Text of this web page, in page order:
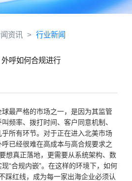
资讯 > 行业新闻
呼如何合规进行
最严格的市场之一，是因为其监管
频率、拨打时间、客户同意机制、
所有环节。对于正在进入北美市场
已经很难在高成本与高合规要求之
想真正落地，更需要从系统架构、数
“合规内嵌”。在这样的环境下，如何
踩红线，成为每一家出海企业必须认